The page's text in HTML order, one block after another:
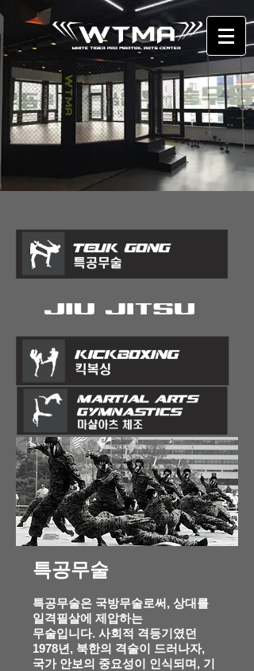
특공무술
특공무술은 국방무술로써, 상대를
일격필살에 제압하는
무술입니다. 사회적 격등기였던
1978년, 북한의 격술이 드러나자,
국가 안보의 중요성이 인식되며, 기